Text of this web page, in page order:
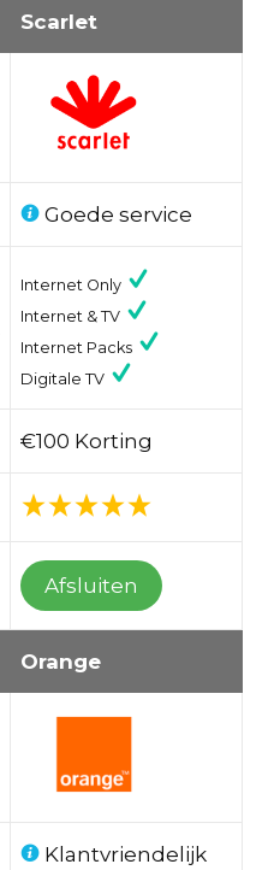
Scarlet
Goede service
Internet Only
Internet & TV
Internet Packs
Digitale TV
€100 Korting
Afsluiten
Orange
Klantvriendelijk